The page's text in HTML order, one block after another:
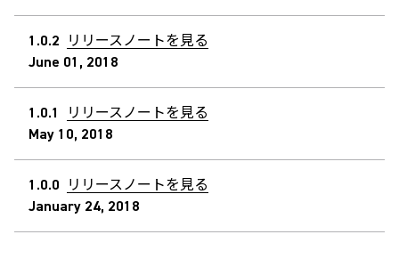
1.0.2 リリースノートを見る
June 01, 2018
1.0.1
リリースノートを見る
May 10, 2018
1.0.0 リリースノートを見る
January 24, 2018